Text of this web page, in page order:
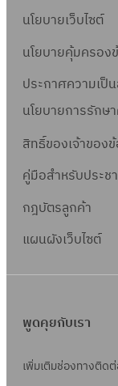
นโยบายเว็บไซต์
นโยบายคุ้มครอ
ประกาศความเป็
นโยบายการรักษ
สิทธิ์ของเจ้าของ
คู่มือสำหรับประช
กฎบัตรลูกค้า
แผนผังเว็บไซต์
พูดคุยกับเรา
เพิ่มเติมช่องทางติด